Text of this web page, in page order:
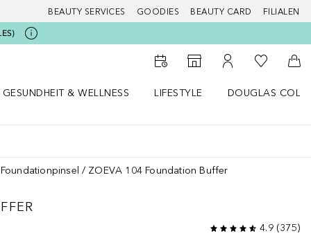
BEAUTY SERVICES GOODIES BEAUTY CARD FILIALEN
Zum Storefinder
Zu Meinem
Zu Meiner
GESUNDHEIT & WELLNESS
LIFESTYLE
DOUGLAS
Foundationpinsel ZOEVA 104 Foundation Buffer
4.9(375)